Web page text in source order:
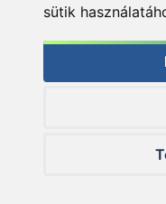
sütik